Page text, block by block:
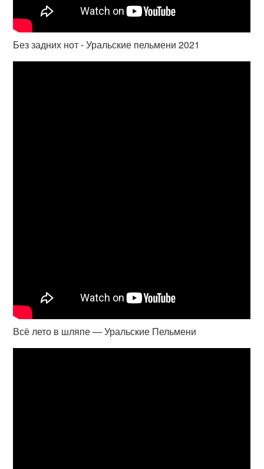
Без задних нот - Уральские пельмени 2021
Всё лето в шляпе — Уральские Пельмени